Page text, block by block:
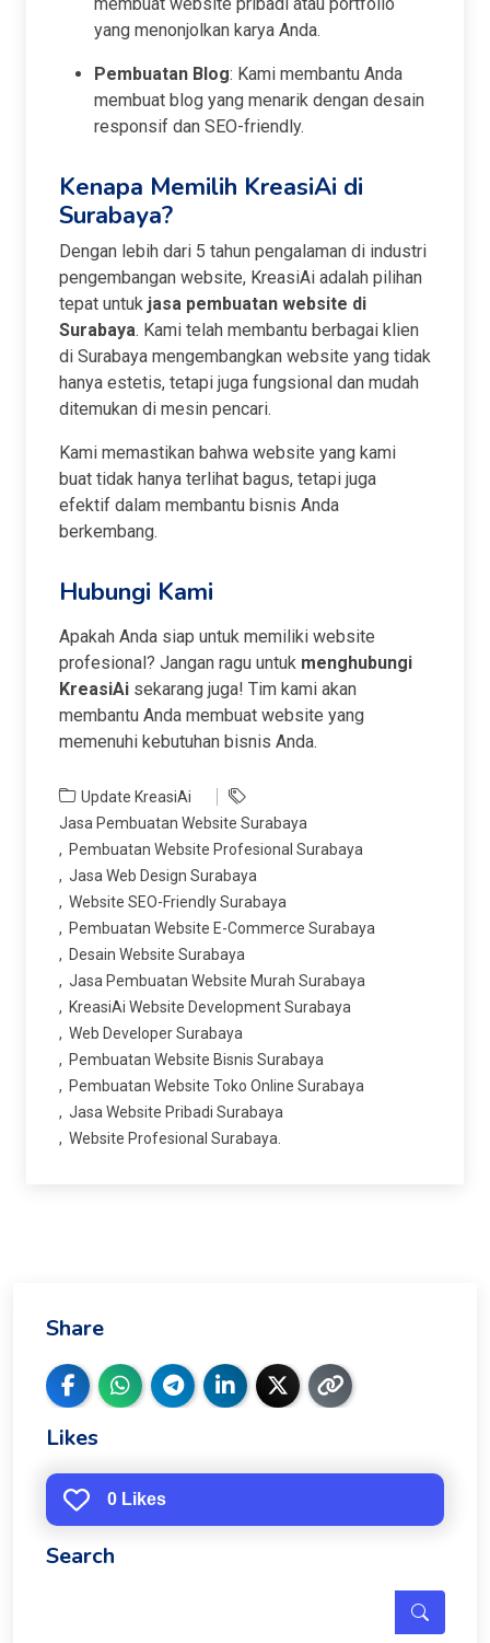
yang menonjolkan karya Anda.
Pembuatan Blog: Kami membantu Anda
membuat blog yang menarik dengan desain
responsif dan SEO-friendly.
Kenapa Memilih KreasiAi di
Surabaya?
Dengan lebih dari 5 tahun pengalaman di industri
pengembangan website, KreasiAi adalah pilihan
tepat untuk jasa pembuatan website di
Surabaya. Kami telah membantu berbagai klien
di Surabaya mengembangkan website yang tidak
hanya estetis, tetapi juga fungsional dan mudah
ditemukan di mesin pencari.
Kami memastikan bahwa website yang kami
buat tidak hanya terlihat bagus, tetapi juga
efektif dalam membantu bisnis Anda
berkembang.
Hubungi Kami
Apakah Anda siap untuk memiliki website
profesional? Jangan ragu untuk menghubungi
KreasiAi sekarang juga! Tim kami akan
membantu Anda membuat website yang
memenuhi kebutuhan bisnis Anda.
Update KreasiAi
Jasa Pembuatan Website Surabaya
Pembuatan Website Profesional Surabaya
Jasa Web Design Surabaya
Website SEO-Friendly Surabaya
Pembuatan Website E-Commerce Surabaya
Desain Website Surabaya
Jasa Pembuatan Website Murah Surabaya
KreasiAi Website Development Surabaya
Web Developer Surabaya
Pembuatan Website Bisnis Surabaya
Pembuatan Website Toko Online Surabaya
Jasa Website Pribadi Surabaya
Website Profesional Surabaya.
Share
Likes
0 Likes
Search